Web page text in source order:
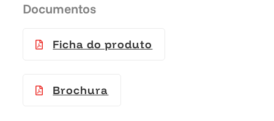
Documentos
Ficha do produto
Brochura